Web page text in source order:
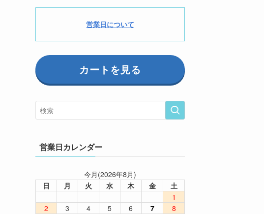
営業日について
カートを見る
営業日カレンダー
今月(2026年8月)
日
月 火 水 木 金
土
1
2
3 4 5 6 7
8